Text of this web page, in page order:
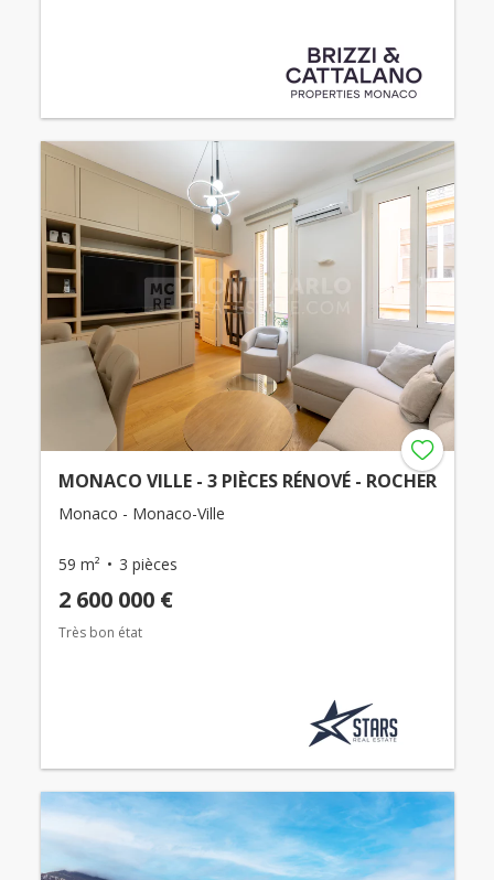
MONACO VILLE - 3 PIÈCES RÉNOVÉ - ROCHER
Monaco - Monaco-Ville
59 m² 3 pièces
2 600 000 €
Très bon état